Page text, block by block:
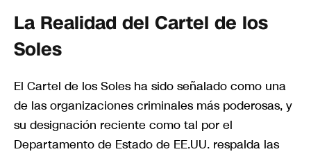
La Realidad del Cartel de los
Soles
El Cartel de los Soles ha sido señalado como una
de las organizaciones criminales más poderosas, y
su designación reciente como tal por el
Departamento de Estado de EE.UU. respalda las